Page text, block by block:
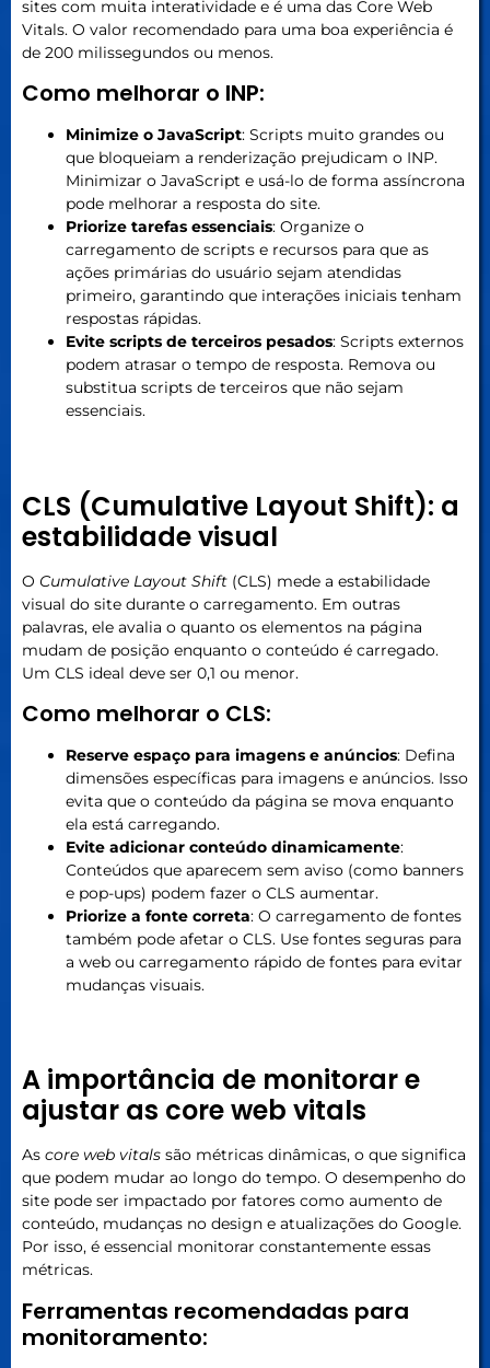
sites com muita interatividade e é uma das Core Web
Vitals. O valor recomendado para uma boa experiência é
de 200 milissegundos ou menos.
Como melhorar o INP:
Minimize o JavaScript: Scripts muito grandes ou
que bloqueiam a renderização prejudicam o INP.
Minimizar o JavaScript e usá-lo de forma assíncrona
pode melhorar a resposta do site.
Priorize tarefas essenciais: Organize o
carregamento de scripts e recursos para que as
ações primárias do usuário sejam atendidas
primeiro, garantindo que interações iniciais tenham
respostas rápidas.
Evite scripts de terceiros pesados: Scripts externos
podem atrasar o tempo de resposta. Remova ou
substitua scripts de terceiros que não sejam
essenciais.
CLS (Cumulative Layout Shift): a
estabilidade visual
O Cumulative Layout Shift (CLS) mede a estabilidade
visual do site durante o carregamento. Em outras
palavras, ele avalia o quanto os elementos na página
mudam de posição enquanto o conteúdo é carregado.
Um CLS ideal deve ser 0,1 ou menor.
Como melhorar o CLS:
Reserve espaço para imagens e anúncios: Defina
dimensões específicas para imagens e anúncios. Isso
evita que o conteúdo da página se mova enquanto
ela está carregando.
Evite adicionar conteúdo dinamicamente:
Conteúdos que aparecem sem aviso (como banners
e pop-ups) podem fazer o CLS aumentar.
Priorize a fonte correta: O carregamento de fontes
também pode afetar o CLS. Use fontes seguras para
a web ou carregamento rápido de fontes para evitar
mudanças visuais.
A importância de monitorar e
ajustar as core web vitals
As core web vitals são métricas dinâmicas, o que significa
que podem mudar ao longo do tempo. O desempenho do
site pode ser impactado por fatores como aumento de
conteúdo, mudanças no design e atualizações do Google.
Por isso, é essencial monitorar constantemente essas
métricas.
Ferramentas recomendadas para
monitoramento: